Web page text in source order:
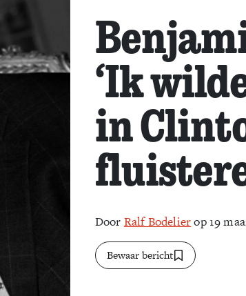
‘Ik
in
Door Ralf Bodelierop 19
Bewaar bericht